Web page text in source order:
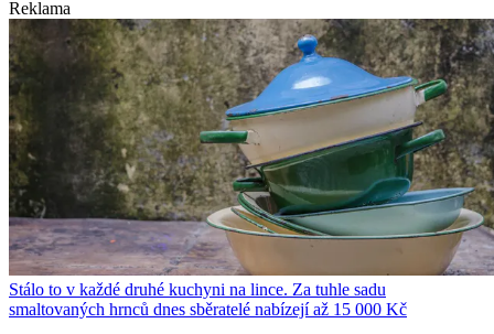
Reklama
Stálo to v každé druhé kuchyni na lince. Za tuhle sadu
smaltovaných hrnců dnes sběratelé nabízejí až 15 000 Kč